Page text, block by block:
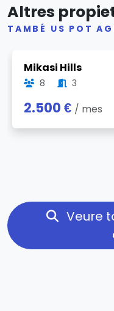
Altres
TAMBÉ US POT
Mikasi Hills
8 3
2.500 € / mes
Veure